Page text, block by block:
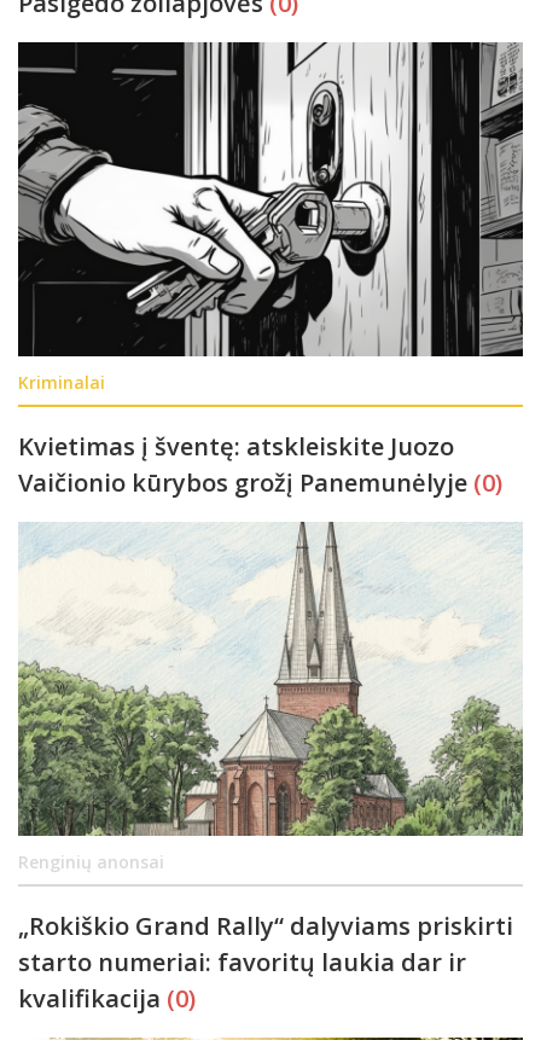
Kriminalai
Kvietimas į šventę: atskleiskite Juozo
Vaičionio kūrybos grožį Panemunėlyje (0)
Renginių anonsai
„Rokiškio Grand Rally“ dalyviams priskirti
starto numeriai: favoritų laukia dar ir
kvalifikacija (0)